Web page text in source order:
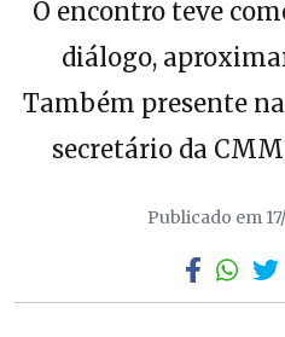
O encontro teve
diálogo,
Também presente
secretário da
Publicado em